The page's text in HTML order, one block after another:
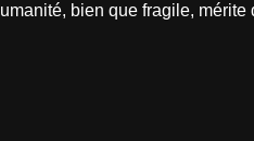
bien que fragile, mérite